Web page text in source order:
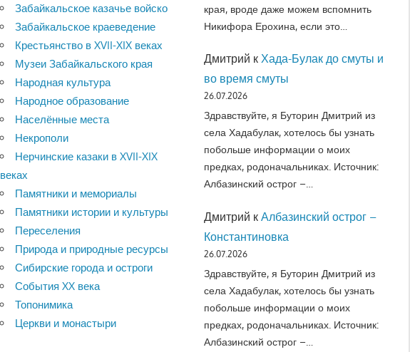
Забайкальское казачье войско
Забайкальское краеведение
Крестьянство в XVII-XIX веках
Музеи Забайкальского края
Народная культура
Народное образование
Населённые места
Некрополи
Нерчинские казаки в XVII-XIX
веках
Памятники и мемориалы
Памятники истории и культуры
Переселения
Природа и природные ресурсы
Сибирские города и остроги
События XX века
Топонимика
Церкви и монастыри
края, вроде даже можем вспомнить
Никифора Ерохина, если это…
Дмитрий к Хада-Булак до смуты и
во время смуты
26.07.2026
Здравствуйте, я Буторин Дмитрий из
села Хадабулак, хотелось бы узнать
побольше информации о моих
предках, родоначальниках. Источник:
Албазинский острог –…
Дмитрий к Албазинский острог –
Константиновка
26.07.2026
Здравствуйте, я Буторин Дмитрий из
села Хадабулак, хотелось бы узнать
побольше информации о моих
предках, родоначальниках. Источник:
Албазинский острог –…